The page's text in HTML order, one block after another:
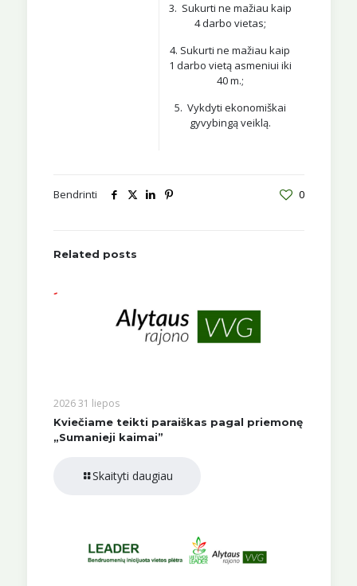
3. Sukurti ne mažiau kaip
4 darbo vietas;
4. Sukurti ne mažiau kaip
1 darbo vietą asmeniui iki
40 m.;
5. Vykdyti ekonomiškai
gyvybingą veiklą.
Bendrinti 0
Related posts
2026 31 liepos
Kviečiame teikti paraiškas pagal priemonę
„Sumanieji kaimai”
Skaityti daugiau